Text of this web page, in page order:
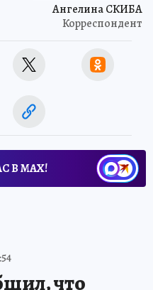
Ангелина СКИБА
Корреспондент
В МАХ!
что